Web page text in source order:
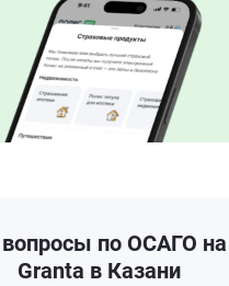
по ОСАГО на
Granta в Казани